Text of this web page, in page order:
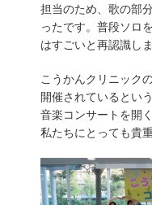
担当のため、歌の部
ったです。普段ソロ
はすごいと再認識し
こうかんクリニック
開催されているとい
音楽コンサートを開
私たちにとっても貴